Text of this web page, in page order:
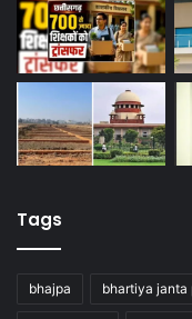
Tags
bhajpa bhartiya janta